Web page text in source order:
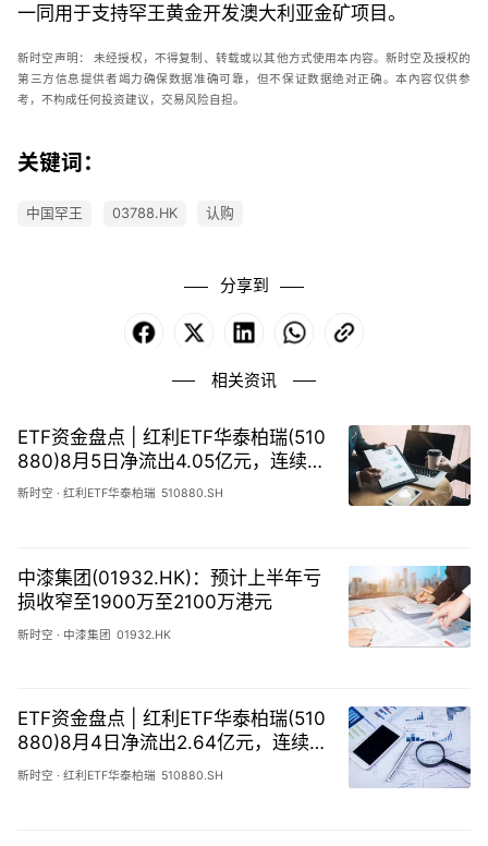
一同用于支持罕王黄金开发澳大利亚金矿项目。
新时空声明：
未经授权，不得复制、转载或以其他方式使用本内容。新时空及授权的
第三方信息提供者竭力确保数据准确可靠，但不保证数据绝对正确。本內容仅供参
考，不构成任何投资建议，交易风险自担。
关键词：
中国罕王 03788.HK 认购
分享到
Facebook LinkedIn WhatsApp
相关资讯
ETF资金盘点 | 红利ETF华泰柏瑞(510
880)8月5日净流出4.05亿元，连续8
天资金净流出32.50亿元
新时空 ·红利ETF华泰柏瑞 510880.SH
中漆集团(01932.HK)：预计上半年亏
损收窄至1900万至2100万港元
新时空 · 中漆集团 01932.HK
ETF资金盘点 | 红利ETF华泰柏瑞(510
880)8月4日净流出2.64亿元，连续7
天累计流出28.45亿元
新时空 ·红利ETF华泰柏瑞 510880.SH